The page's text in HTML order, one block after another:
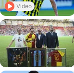
Video